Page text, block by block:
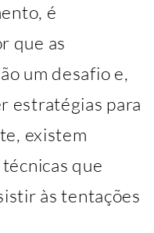
é
que as
um desafio e,
estratégias para
existem
que
às tentações